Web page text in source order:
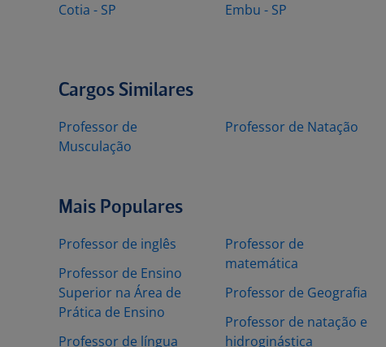
Cotia - SP
Embu - SP
Cargos Similares
Professor de
Musculação
Professor de Natação
Mais Populares
Professor de inglês
Professor de Ensino
Superior na Área de
Prática de Ensino
Professor de língua
Professor de
matemática
Professor de Geografia
Professor de natação e
hidroginástica